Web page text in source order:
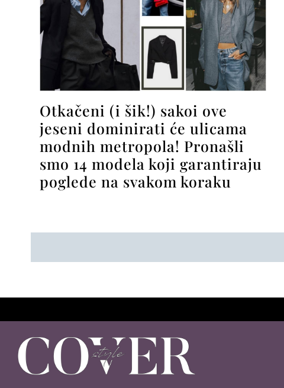
Otkačeni (i šik!) sakoi ove
jeseni dominirati će ulicama
modnih metropola! Pronašli
smo 14 modela koji garantiraju
poglede na svakom koraku